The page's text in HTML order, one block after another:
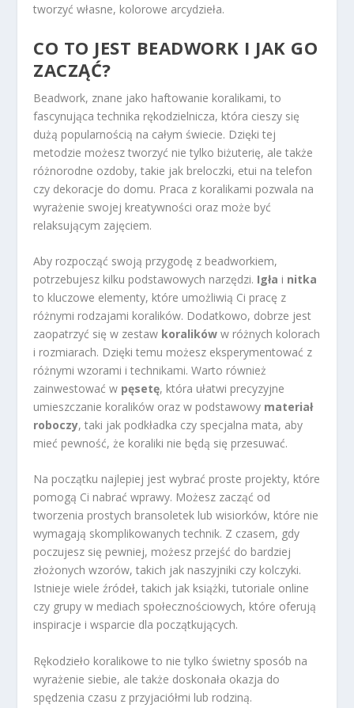
tworzyć własne, kolorowe arcydzieła.
CO TO JEST BEADWORK I JAK GO
ZACZĄĆ?
Beadwork, znane jako haftowanie koralikami, to
fascynująca technika rękodzielnicza, która cieszy się
dużą popularnością na całym świecie. Dzięki tej
metodzie możesz tworzyć nie tylko biżuterię, ale także
różnorodne ozdoby, takie jak breloczki, etui na telefon
czy dekoracje do domu. Praca z koralikami pozwala na
wyrażenie swojej kreatywności oraz może być
relaksującym zajęciem.
Aby rozpocząć swoją przygodę z beadworkiem,
potrzebujesz kilku podstawowych narzędzi. Igła i nitka
to kluczowe elementy, które umożliwią Ci pracę z
różnymi rodzajami koralików. Dodatkowo, dobrze jest
zaopatrzyć się w zestaw koralików w różnych kolorach
i rozmiarach. Dzięki temu możesz eksperymentować z
różnymi wzorami i technikami. Warto również
zainwestować w pęsetę, która ułatwi precyzyjne
umieszczanie koralików oraz w podstawowy materiał
roboczy, taki jak podkładka czy specjalna mata, aby
mieć pewność, że koraliki nie będą się przesuwać.
Na początku najlepiej jest wybrać proste projekty, które
pomogą Ci nabrać wprawy. Możesz zacząć od
tworzenia prostych bransoletek lub wisiorków, które nie
wymagają skomplikowanych technik. Z czasem, gdy
poczujesz się pewniej, możesz przejść do bardziej
złożonych wzorów, takich jak naszyjniki czy kolczyki.
Istnieje wiele źródeł, takich jak książki, tutoriale online
czy grupy w mediach społecznościowych, które oferują
inspiracje i wsparcie dla początkujących.
Rękodzieło koralikowe to nie tylko świetny sposób na
wyrażenie siebie, ale także doskonała okazja do
spędzenia czasu z przyjaciółmi lub rodziną.